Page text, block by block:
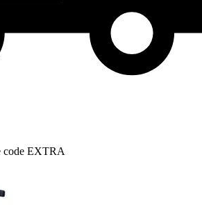
code EXTRA